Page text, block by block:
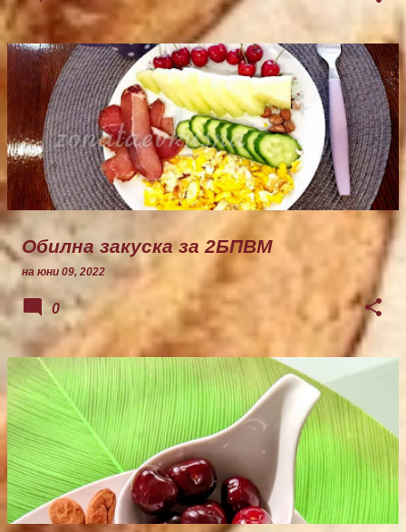
Обилна закуска за 2БПВМ
на юни 09, 2022
0